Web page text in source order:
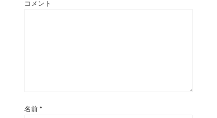
コメント
名前 *